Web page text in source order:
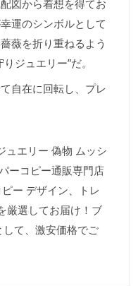
図から着想を得てお
運のシンボルとして
薇を折り重ねるよう
ジュエリー”だ。
自在に回転し、プレ
ュエリー 偽物 ムッシ
ーコピー通販専門店
ー デザイン、トレ
厳選してお届け！ブ
て、激安価格でご